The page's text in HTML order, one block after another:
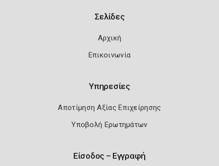
Σελίδες
Αρχική
Επικοινωνία
Υπηρεσίες
Αποτίμηση Αξίας Επιχείρησης
Υποβολή Ερωτημάτων
Είσοδος – Εγγραφή